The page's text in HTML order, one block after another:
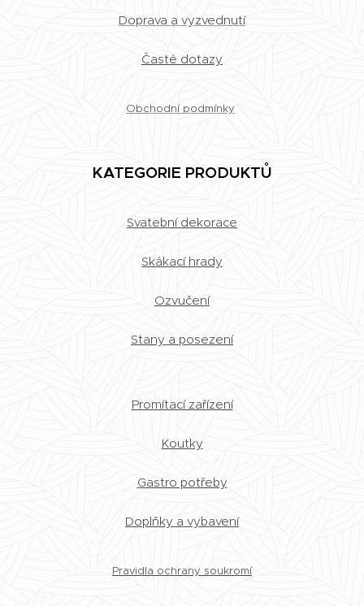
Doprava a vyzvednutí
Časté dotazy
Obchodní podmínky
KATEGORIE PRODUKTŮ
Svatební dekorace
Skákací hrady
Ozvučení
Stany a posezení
Promítací zařízení
Koutky
Gastro potřeby
Doplňky a vybavení
Pravidla ochrany soukromí